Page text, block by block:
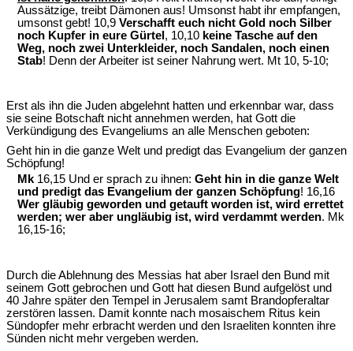
Aussätzige, treibt Dämonen aus! Umsonst habt ihr empfangen,
umsonst gebt! 10,9 Verschafft euch nicht Gold noch Silber
noch Kupfer in eure Gürtel , 10,10 keine Tasche auf den
Weg, noch zwei Unterkleider, noch Sandalen, noch einen
Stab! Denn der Arbeiter ist seiner Nahrung wert. Mt 10, 5-10;
Erst als ihn die Juden abgelehnt hatten und erkennbar war, dass
sie seine Botschaft nicht annehmen werden, hat Gott die
Verkündigung des Evangeliums an alle Menschen geboten:
Geht hin in die ganze Welt und predigt das Evangelium der ganzen
Schöpfung!
Mk16,15 Und er sprach zu ihnen: Geht hin in die ganze Welt
und predigt das Evangelium der ganzen Schöpfung! 16,16
Wer gläubig geworden und getauft worden ist, wird errettet
werden; wer aber ungläubig ist, wird verdammt werden. Mk
16,15-16;
Durch die Ablehnung des Messias hat aber Israel den Bund mit
seinem Gott gebrochen und Gott hat diesen Bund aufgelöst und
40 Jahre später den Tempel in Jerusalem samt Brandopferaltar
zerstören lassen. Damit konnte nach mosaischem Ritus kein
Sündopfer mehr erbracht werden und den Israeliten konnten ihre
Sünden nicht mehr vergeben werden.